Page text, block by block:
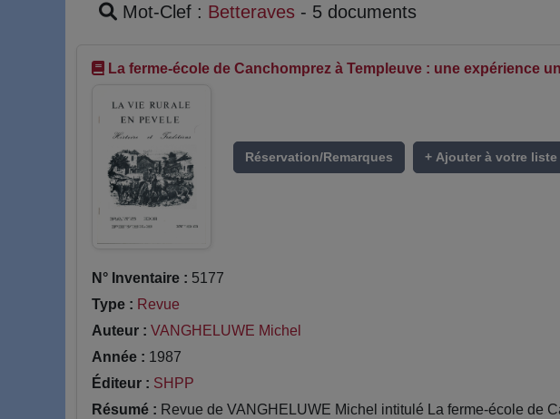
Mot-Clef : Betteraves - 5 documents
La ferme-école de Canchomprez à Templeuve : une expérience
Réservation/Remarques + Ajouter à votre liste
N° Inventaire : 5177
Type : Revue
Auteur : VANGHELUWE Michel
Année : 1987
Éditeur : SHPP
Résumé : Revue de VANGHELUWE Michel intitulé La ferme-école de